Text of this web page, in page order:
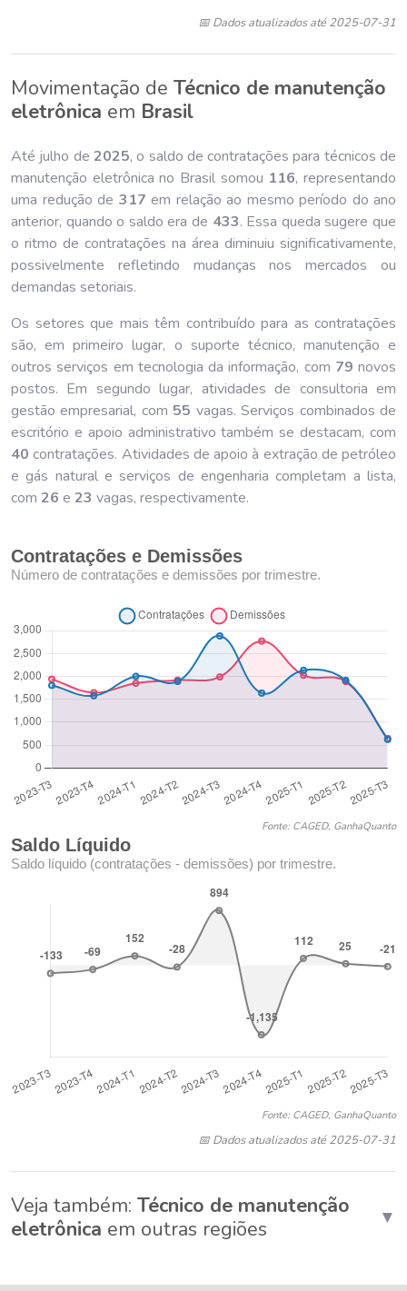
📅 Dados atualizados até 2025-07-31
Movimentação de Técnico de manutenção
eletrônica em Brasil
Até julho de 2025, o saldo de contratações para técnicos de
manutenção eletrônica no Brasil somou 116, representando
uma redução de 317 em relação ao mesmo período do ano
anterior, quando o saldo era de 433. Essa queda sugere que
o ritmo de contratações na área diminuiu significativamente,
possivelmente refletindo mudanças nos mercados ou
demandas setoriais.
Os setores que mais têm contribuído para as contratações
são, em primeiro lugar, o suporte técnico, manutenção e
outros serviços em tecnologia da informação, com 79 novos
postos. Em segundo lugar, atividades de consultoria em
gestão empresarial, com 55 vagas. Serviços combinados de
escritório e apoio administrativo também se destacam, com
40 contratações. Atividades de apoio à extração de petróleo
e gás natural e serviços de engenharia completam a lista,
com 26 e 23 vagas, respectivamente.
Contratações e Demissões
Número de contratações e demissões por trimestre.
Fonte: CAGED, GanhaQuanto
Saldo Líquido
Saldo líquido (contratações - demissões) por trimestre.
Fonte: CAGED, GanhaQuanto
📅 Dados atualizados até 2025-07-31
Veja também: Técnico de manutenção
eletrônica em outras regiões ▼